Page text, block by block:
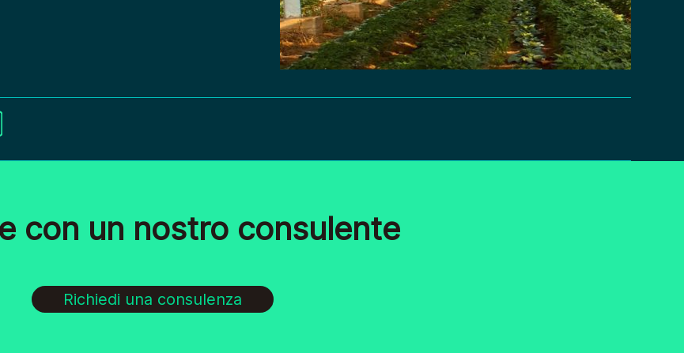
con un nostro consulente
Richiedi una consulenza